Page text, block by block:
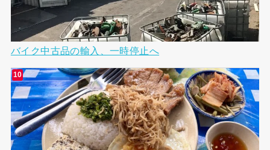
バイク中古品の輸入、一時停止へ